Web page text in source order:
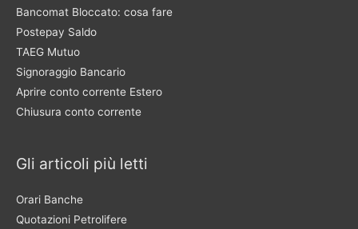
Bancomat Bloccato: cosa fare
Postepay Saldo
TAEG Mutuo
Signoraggio Bancario
Aprire conto corrente Estero
Chiusura conto corrente
Gli articoli più letti
Orari Banche
Quotazioni Petrolifere